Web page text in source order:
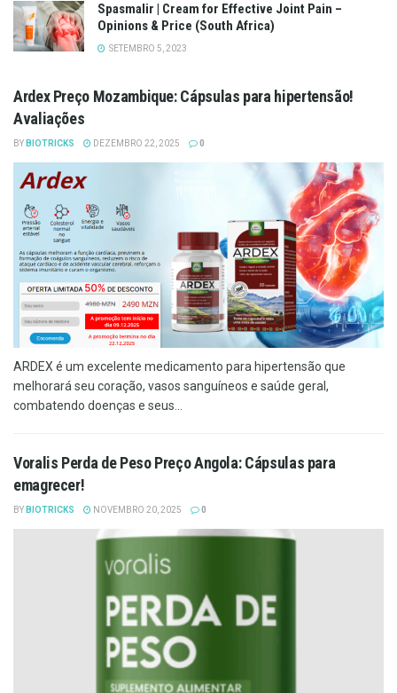
Spasmalir | Cream for Effective Joint Pain –
Opinions & Price (South Africa)
SETEMBRO 5, 2023
Ardex Preço Mozambique: Cápsulas para hipertensão!
Avaliações
BY BIOTRICKS DEZEMBRO 22, 2025 0
ARDEX é um excelente medicamento para hipertensão que
melhorará seu coração, vasos sanguíneos e saúde geral,
combatendo doenças e seus...
Voralis Perda de Peso Preço Angola: Cápsulas para
emagrecer!
BY BIOTRICKS NOVEMBRO 20, 2025 0